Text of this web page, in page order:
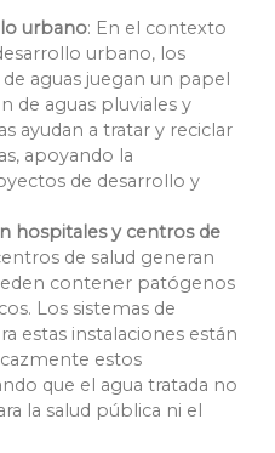
urbano: En el contexto
urbano, los
aguas juegan un papel
de aguas pluviales y
ayudan a tratar y reciclar
apoyando la
de desarrollo y
hospitales y centros de
de salud generan
contener patógenos
Los sistemas de
estas instalaciones están
estos
que el agua tratada no
la salud pública ni el